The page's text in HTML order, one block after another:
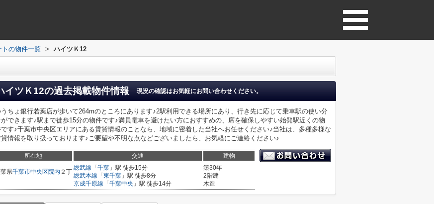
トの物件一覧 > ハイツＫ12
イツＫ12の過去掲載物件情報 現況の確認はお気軽にお問い合わせください。
ちょ銀行若葉店が歩いて264mのところにあります♪2駅利用できる場所にあり、行き先に応じて乗車駅の使い分
ができます♪駅まで徒歩15分の物件です♪満員電車を避けたい方におすすめの、席を確保しやすい始発駅近くの物
す♪千葉市中央区エリアにある賃貸情報のことなら、地域に密着した当社へお任せください♪当社は、多種多様な
情報を取り扱っております♪ご要望や不明な点などございましたら、お気軽にご連絡ください♪
所在地 交通 建物
県千葉市中央区院内 ２丁
総武線 「 千葉 」駅 徒歩15分
総武本線 「 東千葉 」駅 徒歩8分
京成千原線 「 千葉中央 」駅 徒歩14分
築30年
2階建
木造